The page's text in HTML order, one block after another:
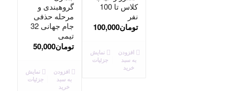
گروهبندی و
مرحله حذفی
جام جهانی 32
تیمی
تومان50,000
افزودن
به سبد
خرید
نمایش
جزئیات
کلاس تا 100
نفر
تومان100,000
افزودن
به سبد
خرید
نمایش
جزئیات